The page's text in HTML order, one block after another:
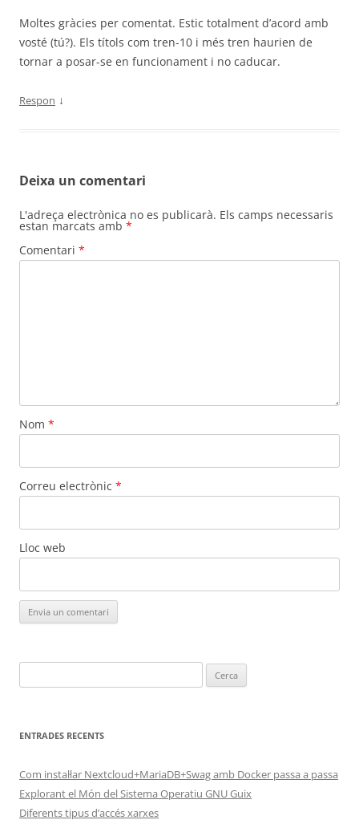
Moltes gràcies per comentat. Estic totalment d’acord amb
vosté (tú?). Els títols com tren-10 i més tren haurien de
tornar a posar-se en funcionament i no caducar.
Respon ↓
Deixa un comentari
L'adreça electrònica no es publicarà. Els camps necessaris
estan marcats amb *
Comentari *
Nom *
Correu electrònic *
Lloc web
ENTRADES RECENTS
Com instal·lar Nextcloud+MariaDB+Swag amb Docker passa a passa
Explorant el Món del Sistema Operatiu GNU Guix
Diferents tipus d’accés xarxes